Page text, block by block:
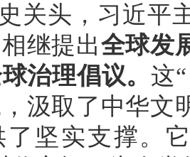
关头，习近平
继提出全球发
治理倡议。这
汲取了中华文
了坚实支撑。